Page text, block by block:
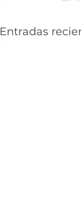
Entradas